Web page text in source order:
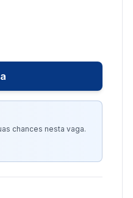
chances nesta vaga.